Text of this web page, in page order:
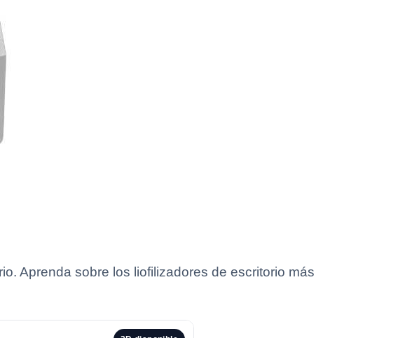
Aprenda sobre los liofilizadores de escritorio más